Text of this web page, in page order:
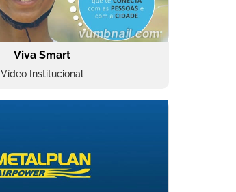
Viva Smart
Vídeo Institucional